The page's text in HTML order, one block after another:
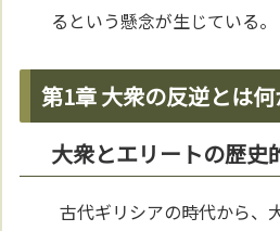
るという懸念が生じている。
第1章 大衆の反逆とは
大衆とエリートの歴史
古代ギリシアの時代から、